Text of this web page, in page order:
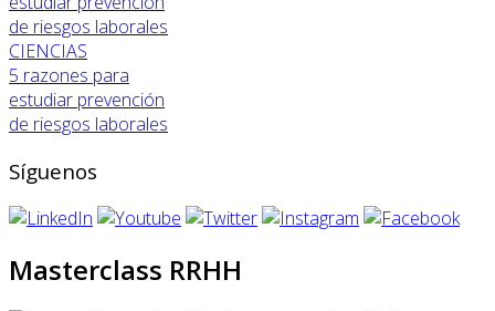
CIENCIAS
5 razones para
estudiar prevención
de riesgos laborales
Síguenos
Masterclass RRHH